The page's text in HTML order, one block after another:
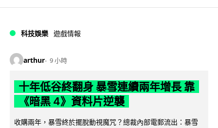
科技娛樂 遊戲情報
arthur 9 小時
十年低谷終翻身 暴雪連續兩年增長 靠
《暗黑 4》資料片逆襲
收購兩年，暴雪終於擺脫動視魔咒？總裁內部電郵流出：暴雪